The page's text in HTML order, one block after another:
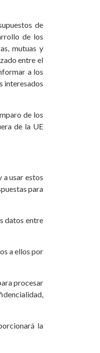
de
de los
mutuas y
entre el
a los
interesados
de los
de la UE
usar estos
para
datos entre
a ellos por
procesar
la